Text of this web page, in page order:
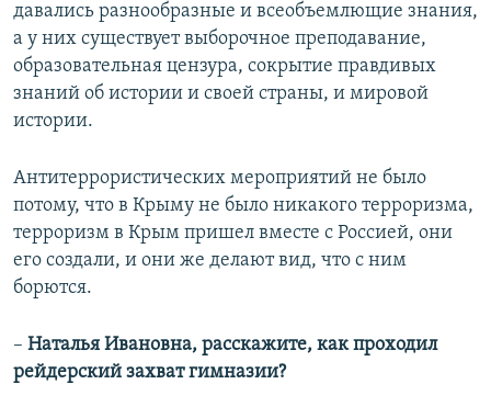
давались разнообразные и всеобъемлющие знания,
а у них существует выборочное преподавание,
образовательная цензура, сокрытие правдивых
знаний об истории и своей страны, и мировой
истории.
Антитеррористических мероприятий не было
потому, что в Крыму не было никакого терроризма,
терроризм в Крым пришел вместе с Россией, они
его создали, и они же делают вид, что с ним
борются.
– Наталья Ивановна, расскажите, как проходил
рейдерский захват гимназии?